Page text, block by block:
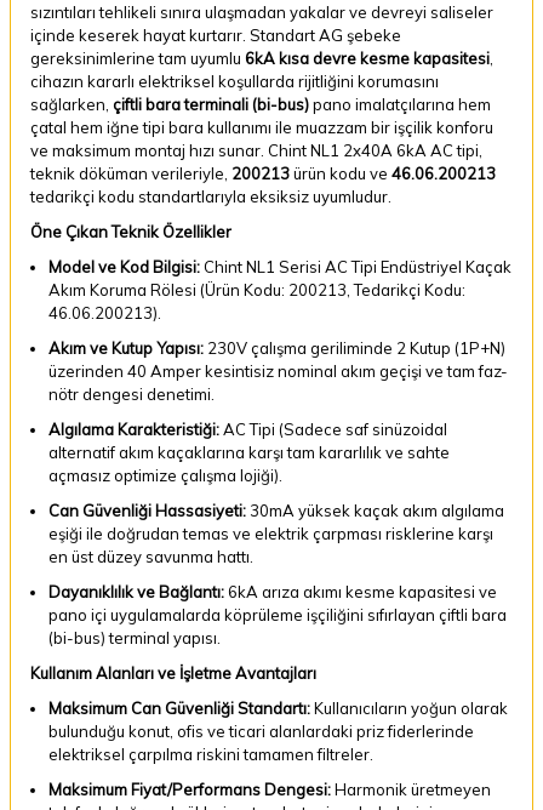
sızıntıları tehlikeli sınıra ulaşmadan yakalar ve devreyi saliseler
içinde keserek hayat kurtarır. Standart AG şebeke
gereksinimlerine tam uyumlu 6kA kısa devre kesme kapasitesi
cihazın kararlı elektriksel koşullarda rijitliğini korumasını
sağlarken, çiftli bara terminali (bi-bus)pano imalatçılarına hem
çatal hem iğne tipi bara kullanımı ile muazzam bir işçilik konforu
ve maksimum montaj hızı sunar. Chint NL1 2x40A 6kA AC tipi,
teknik döküman verileriyle, 200213ürün kodu ve 46.06.200213
tedarikçi kodu standartlarıyla eksiksiz uyumludur.
Öne Çıkan Teknik Özellikler
Model ve Kod Bilgisi: Chint NL1 Serisi AC Tipi Endüstriyel Kaçak
Akım Koruma Rölesi (Ürün Kodu: 200213, Tedarikçi Kodu:
46.06.200213).
Akım ve Kutup Yapısı: 230V çalışma geriliminde 2 Kutup (1P+N)
üzerinden 40 Amper kesintisiz nominal akım geçişi ve tam faz-
nötr dengesi denetimi.
Algılama Karakteristiği:AC Tipi (Sadece saf sinüzoidal
alternatif akım kaçaklarına karşı tam kararlılık ve sahte
açmasız optimize çalışma lojiği).
Can Güvenliği Hassasiyeti: 30mA yüksek kaçak akım algılama
eşiği ile doğrudan temas ve elektrik çarpması risklerine karşı
en üst düzey savunma hattı.
Dayanıklılık ve Bağlantı: 6kA arıza akımı kesme kapasitesi ve
pano içi uygulamalarda köprüleme işçiliğini sıfırlayan çiftli bara
(bi-bus) terminal yapısı.
Kullanım Alanları ve İşletme Avantajları
Maksimum Can Güvenliği Standartı:Kullanıcıların yoğun olarak
bulunduğu konut, ofis ve ticari alanlardaki priz fiderlerinde
elektriksel çarpılma riskini tamamen filtreler.
Maksimum Fiyat/Performans Dengesi:Harmonik üretmeyen